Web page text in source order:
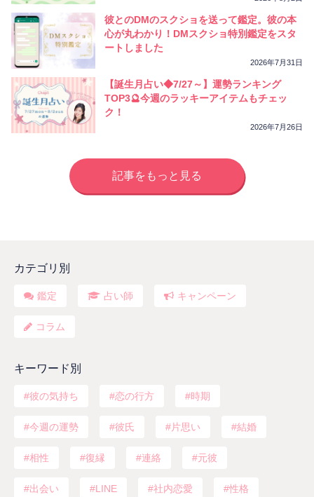
彼とのDMのスクショを送って鑑定。彼の本
心が丸わかり！DMスクショ特別鑑定をスタ
ートしました
2026年7月31日
【誕生月占い◆7/27～】運勢ランキング
TOP3🔮今週のラッキーアイテムもチェッ
ク！
2026年7月26日
記事をもっと見る
カテゴリ別
鑑定 占い師 キャンペーン
コラム
キーワード別
彼の気持ち 恋の行方 時期
今週の運勢 彼氏 片思い 結婚
相性 復縁 連絡 元彼
出会い LINE 社内恋愛 性格